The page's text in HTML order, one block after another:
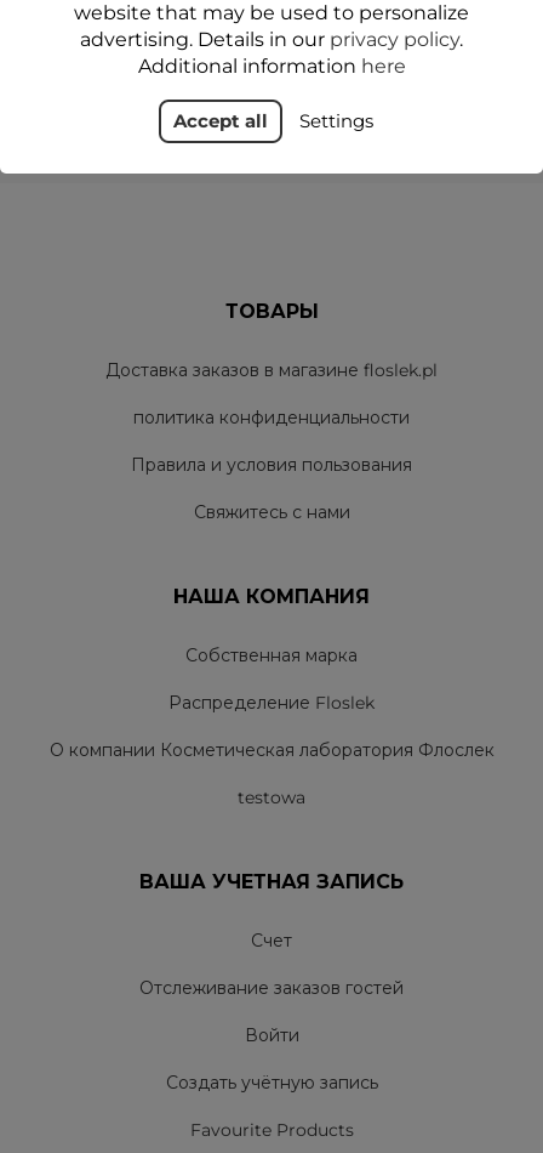
Вводя свой адрес электронной почты, вы соглашаетесь
получать коммерческую информацию от
администратора по электронной почте, в соответствии с
ТОВАРЫ
Доставка заказов в магазине floslek.pl
политика конфиденциальности
Правила и условия пользования
Свяжитесь с нами
НАША КОМПАНИЯ
Собственная марка
Распределение Floslek
О компании Косметическая лаборатория Флослек
testowa
ВАША УЧЕТНАЯ ЗАПИСЬ
Счет
Отслеживание заказов гостей
Войти
Создать учётную запись
Favourite Products
website that may be used to personalize
advertising. Details in our privacy policy.
Additional information here
Accept all Settings